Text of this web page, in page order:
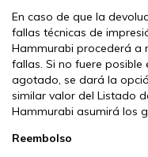
En caso de que la
fallas técnicas de
Hammurabi procederá a
fallas. Si no fuere
agotado, se dará la
similar valor del Listado
Hammurabi asumirá los
Reembolso